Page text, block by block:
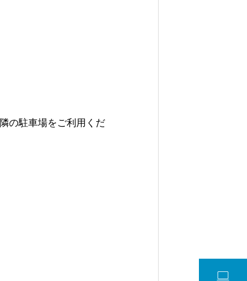
の駐車場をご利用くだ
